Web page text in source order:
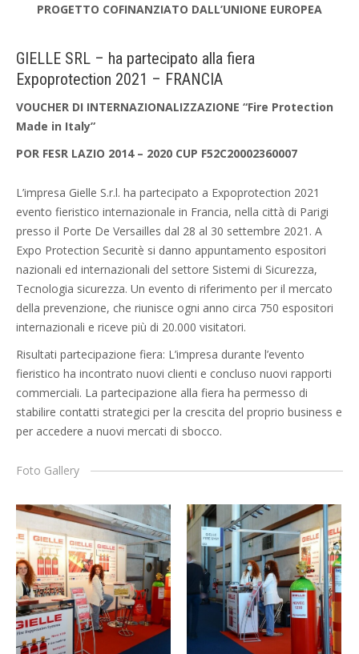
PROGETTO COFINANZIATO DALL’UNIONE EUROPEA
GIELLE SRL – ha partecipato alla fiera
Expoprotection 2021 – FRANCIA
VOUCHER DI INTERNAZIONALIZZAZIONE “Fire Protection
Made in Italy”
POR FESR LAZIO 2014 – 2020 CUP F52C20002360007
L’impresa Gielle S.r.l. ha partecipato a Expoprotection 2021
evento fieristico internazionale in Francia, nella città di Parigi
presso il Porte De Versailles dal 28 al 30 settembre 2021. A
Expo Protection Securitè si danno appuntamento espositori
nazionali ed internazionali del settore Sistemi di Sicurezza,
Tecnologia sicurezza. Un evento di riferimento per il mercato
della prevenzione, che riunisce ogni anno circa 750 espositori
internazionali e riceve più di 20.000 visitatori.
Risultati partecipazione fiera: L’impresa durante l’evento
fieristico ha incontrato nuovi clienti e concluso nuovi rapporti
commerciali. La partecipazione alla fiera ha permesso di
stabilire contatti strategici per la crescita del proprio business e
per accedere a nuovi mercati di sbocco.
Foto Gallery